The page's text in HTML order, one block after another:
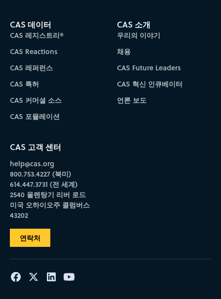
CAS 데이터
CAS 레지스트리®
CAS Reactions
CAS 레퍼런스
CAS 특허
CAS 커머셜 소스
CAS 포뮬레이션
CAS 소개
우리의 이야기
채용
CAS Future Leaders
CAS 혁신 인큐베이터
언론 보도
CAS 고객 센터
help@cas.org
800.753.4227 (북미)
614.447.3731 (전 세계)
2540 올렌탕기 리버 로드
미국 오하이오주 콜럼버스
43202
연락처